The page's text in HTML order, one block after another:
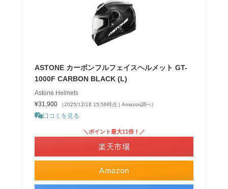
ASTONE カーボンフルフェイスヘルメット GT-
1000F CARBON BLACK (L)
Astone Helmets
¥31,900
（2025/12/18 15:56時点 | Amazon調べ）
口コミを見る
Amazon
＼ポイント最大11倍！／
楽天市場